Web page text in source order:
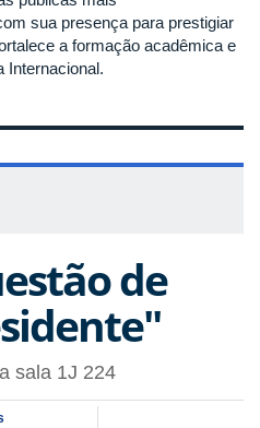
sua presença para prestigiar
a formação acadêmica e
Internacional.
de
sala 1J 224